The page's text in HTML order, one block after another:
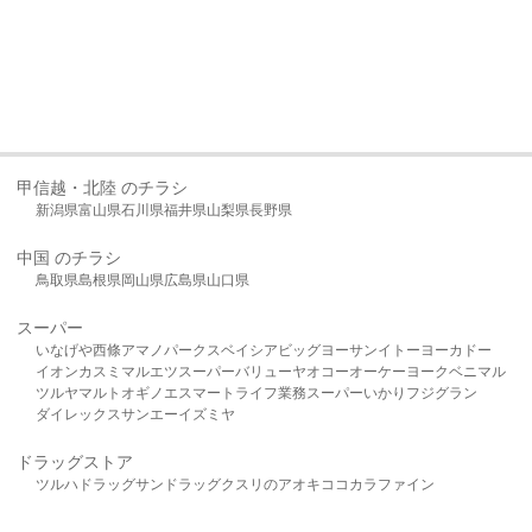
甲信越・北陸 のチラシ
新潟県富山県石川県福井県山梨県長野県
中国 のチラシ
鳥取県島根県岡山県広島県山口県
スーパー
いなげや西條アマノパークスベイシア ビッグヨーサンイトーヨーカドー
イオンカスミ マルエツスーパーバリューヤオコーオーケー ヨークベニマル
ツルヤマルト オギノ エスマート ライフ業務スーパーいかり フジグラン
ダイレックスサンエーイズミヤ
ドラッグストア
ツルハドラッグサンドラッグクスリのアオキ ココカラファイン